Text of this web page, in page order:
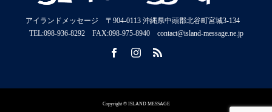
アイランドメッセージ 〒904-0113 沖縄県中頭郡北谷町宮城3-134
TEL:098-936-8292 FAX:098-975-8940 contact@island-message.ne.jp
Copyright © ISLAND MESSAGE